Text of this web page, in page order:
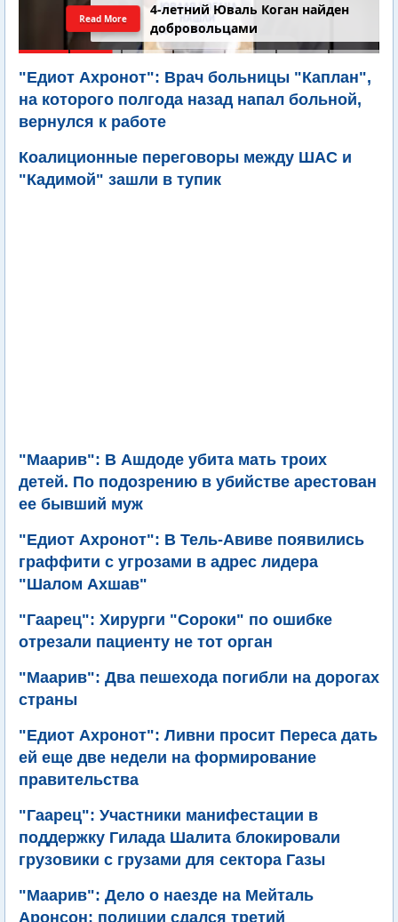
4-летний Юваль Коган найден
добровольцами
Read More
"Едиот Ахронот": Врач больницы "Каплан",
на которого полгода назад напал больной,
вернулся к работе
Коалиционные переговоры между ШАС и
"Кадимой" зашли в тупик
"Маарив": В Ашдоде убита мать троих
детей. По подозрению в убийстве арестован
ее бывший муж
"Едиот Ахронот": В Тель-Авиве появились
граффити с угрозами в адрес лидера
"Шалом Ахшав"
"Гаарец": Хирурги "Сороки" по ошибке
отрезали пациенту не тот орган
"Маарив": Два пешехода погибли на дорогах
страны
"Едиот Ахронот": Ливни просит Переса дать
ей еще две недели на формирование
правительства
"Гаарец": Участники манифестации в
поддержку Гилада Шалита блокировали
грузовики с грузами для сектора Газы
"Маарив": Дело о наезде на Мейталь
Аронсон: полиции сдался третий